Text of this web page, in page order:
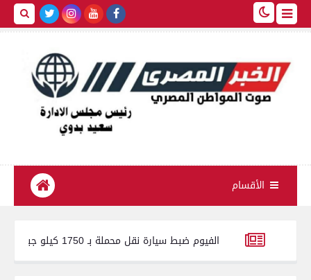
الأقسام
تموين الفيوم ضبط سيارة نقل محملة بـ 1750 كيلو جبنة مجهولة المصدر وغير صالحة للاستهلاك الآدمي